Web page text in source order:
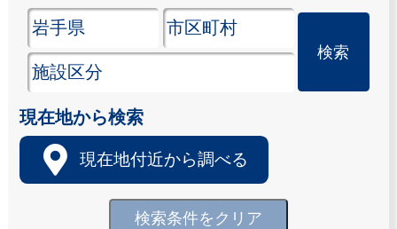
現在地から検索
現在地付近から調べる
検索条件をクリア